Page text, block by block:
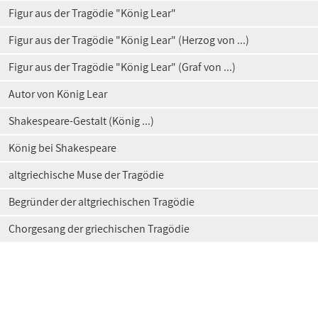
Figur aus der Tragödie "König Lear"
Figur aus der Tragödie "König Lear" (Herzog von ...)
Figur aus der Tragödie "König Lear" (Graf von ...)
Autor von König Lear
Shakespeare-Gestalt (König ...)
König bei Shakespeare
altgriechische Muse der Tragödie
Begründer der altgriechischen Tragödie
Chorgesang der griechischen Tragödie